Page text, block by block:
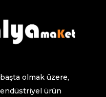
olmak üzere,
ürün